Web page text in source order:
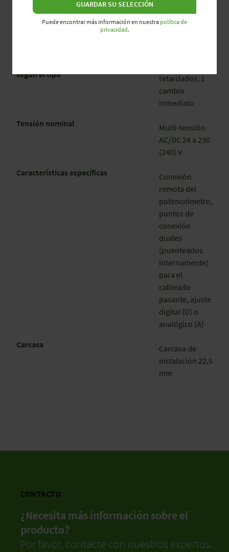
invertidos
según el tipo
retardados, 1
cambio
inmediato
Tensión nominal
Multi-tensión
AC/DC 24 a 230
(240) V
Características específicas
Conexión
remota del
potenciómetro,
puntos de
conexión
duales
(puenteados
internamente)
para el
cableado
pasante, ajuste
digital (D) o
analógico (A)
Carcasa
Carcasa de
instalación 22,5
mm
CONTACTO
¿Necesita más información sobre el
producto?
Por favor, contacte con nuestros expertos.
GUARDAR SU SELECCIÓN
Puede encontrar más información en nuestra política de
privacidad.